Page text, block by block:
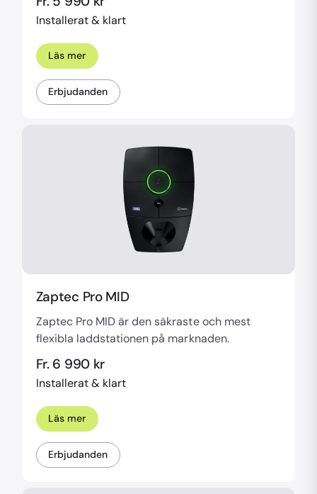
Installerat & klart
Läs mer
Erbjudanden
Zaptec Pro MID
Zaptec Pro MID är den säkraste och mest
flexibla laddstationen på marknaden.
Fr. 6 990 kr
Installerat & klart
Läs mer
Erbjudanden